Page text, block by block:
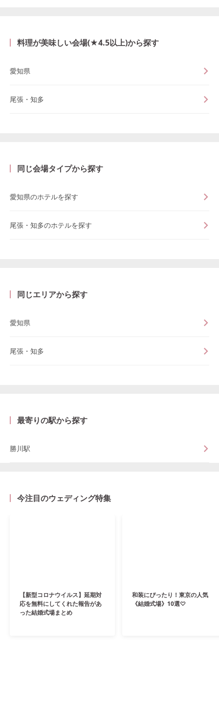
料理が美味しい会場(★4.5以上)から探す
愛知県
尾張・知多
同じ会場タイプから探す
愛知県のホテルを探す
尾張・知多のホテルを探す
同じエリアから探す
愛知県
尾張・知多
最寄りの駅から探す
勝川駅
今注目のウェディング特集
【新型コロナウイルス】延期対
応を無料にしてくれた報告があ
った結婚式場まとめ
和装にぴったり！東京の人気
《結婚式場》10選♡